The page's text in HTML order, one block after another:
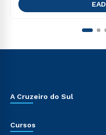
A Cruzeiro do Sul
Cursos